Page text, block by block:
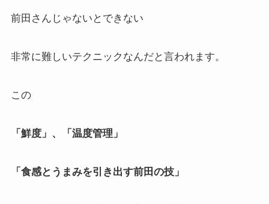
前田さんじゃないとできない
非常に難しいテクニックなんだと言われます。
この
「鮮度」、「温度管理」
「食感とうまみを引き出す前田の技」